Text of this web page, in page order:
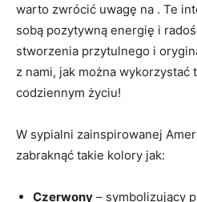
warto zwrócić uwagę na . Te
sobą pozytywną energię i
⁤stworzenia przytulnego i
z nami, jak można
codziennym życiu!
W sypialni zainspirowanej
zabraknąć⁤ takie kolory jak:
Czerwony – symbolizujący